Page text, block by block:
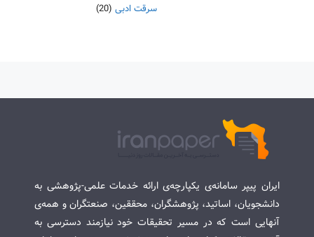
سرقت ادبی (20)
ایران پیپر سامانه‌ی یکپارچه‌ی ارائه خدمات علمی-پژوهشی به
دانشجویان، اساتید، پژوهشگران، محققین، صنعتگران و همه‌ی
آنهایی است که در مسیر تحقیقات خود نیازمند دسترسی به